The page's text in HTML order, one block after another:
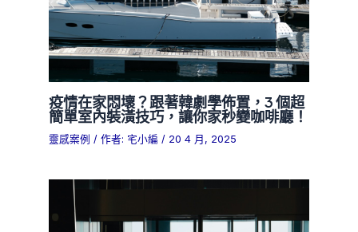
疫情在家悶壞？跟著韓劇學佈置，3 個超
簡單室內裝潢技巧，讓你家秒變咖啡廳！
靈感案例 / 作者: 宅小編/ 20 4 月, 2025